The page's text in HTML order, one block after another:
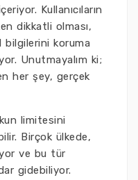
Kullanıcıların
dikkatli olması,
koruma
Unutmayalım ki;
her şey, gerçek
limitesini
Birçok ülkede,
ve bu tür
gidebiliyor.